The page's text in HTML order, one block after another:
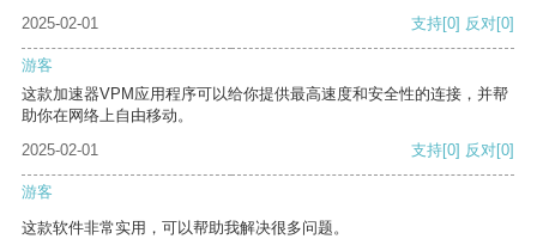
2025-02-01
支持[0] 反对[0]
游客
这款加速器VPM应用程序可以给你提供最高速度和安全性的连接，并帮
助你在网络上自由移动。
2025-02-01
支持[0] 反对[0]
游客
这款软件非常实用，可以帮助我解决很多问题。